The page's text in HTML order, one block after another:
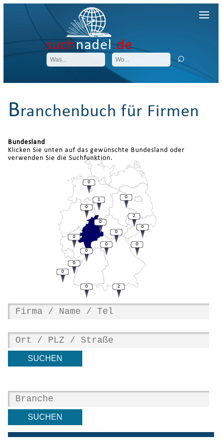
suchnadel.de
Branchenbuch für Firmen
Bundesland
Klicken Sie unten auf das gewünschte Bundesland oder
verwenden Sie die Suchfunktion.
0
0
0
2
0
0
1
0
0
0
0
0
0
0
0
2